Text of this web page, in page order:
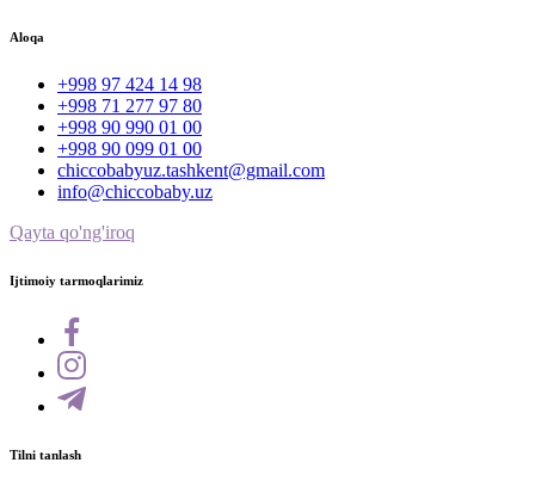
Aloqa
+998 97 424 14 98
+998 71 277 97 80
+998 90 990 01 00
+998 90 099 01 00
chiccobabyuz.tashkent@gmail.com
info@chiccobaby.uz
Qayta qo'ng'iroq
Ijtimoiy tarmoqlarimiz
Tilni tanlash